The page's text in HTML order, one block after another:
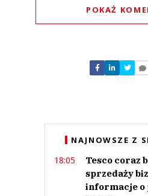
POKAŻ
31.12.2017
This comment was minimized
Nie tylko w sklepach. Zobaczymy co się
Póki co czytam jakie są trendy w
hr-2018 i myślę o sobie jako o
Iwa
NAJNOWSZE Z
18:05
Tesco coraz
sprzedaży
informacje o